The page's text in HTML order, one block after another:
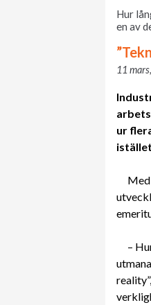
Hur
en av
11
ur
–